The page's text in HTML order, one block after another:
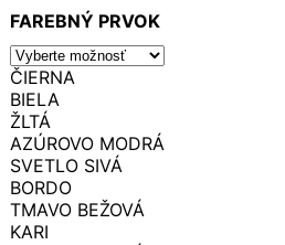
FAREBNÝ PRVOK
ČIERNA
BIELA
ŽLTÁ
AZÚROVO MODRÁ
SVETLO SIVÁ
BORDO
TMAVO BEŽOVÁ
KARI